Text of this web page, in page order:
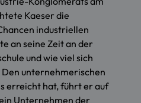
Kaeser die
industriellen
an seine Zeit an der
und wie viel sich
unternehmerischen
erreicht hat, führt er auf
Unternehmen der